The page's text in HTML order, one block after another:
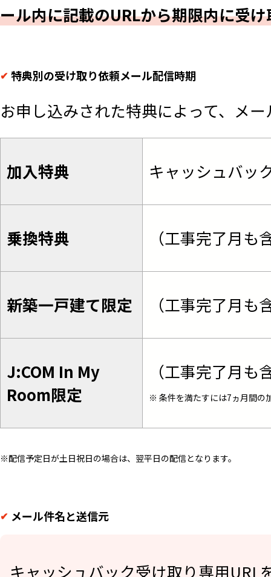
ール内に記載のURLから期限内に受
特典別の受け取り依頼メール配信時期
お申し込みされた特典によって、メ
加入特典 キャッシュバッ
乗換特典 （工事完了月
新築一戸建て限定 （工事完了月
J:COM In My
Room限定
（工事完了月
※ 条件を満たすには7ヵ月間の
※配信予定日が土日祝日の場合は、翌平日の配信となります。
メール件名と送信元
キャッシュバック受け取り専用URL